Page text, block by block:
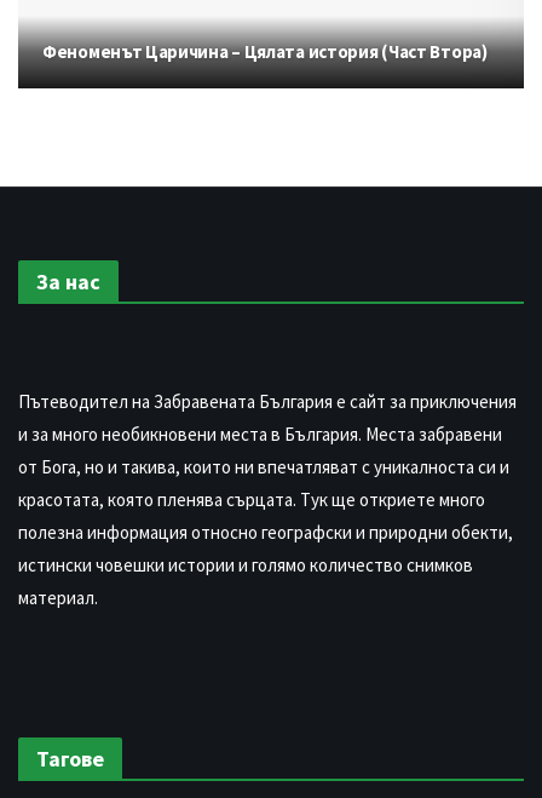
Феноменът Царичина – Цялата история (Част Втора)
За нас
Пътеводител на Забравената България е сайт за приключения
и за много необикновени места в България. Места забравени
от Бога, но и такива, които ни впечатляват с уникалноста си и
красотата, която пленява сърцата. Тук ще откриете много
полезна информация относно географски и природни обекти,
истински човешки истории и голямо количество снимков
материал.
Тагове